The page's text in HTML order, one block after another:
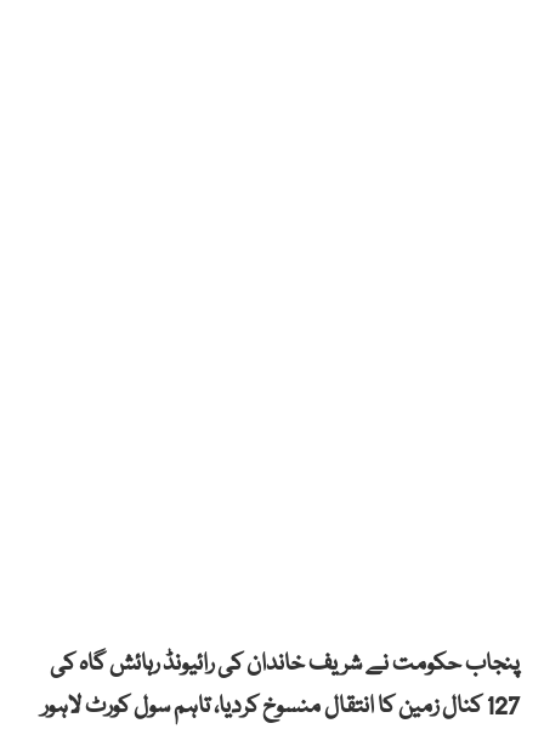
پنجاب حکومت نے شریف خاندان کی رائیونڈ رہائش گاہ کی
127 کنال زمین کا انتقال منسوخ کردیا، تاہم
سولکورٹلاہور